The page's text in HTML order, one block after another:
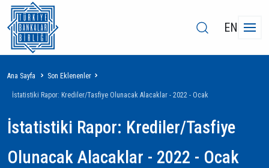
EN
Sayfa
yolu
Ana Sayfa Son Eklenenler
İstatistiki Rapor: Krediler/Tasfiye Olunacak Alacaklar - 2022 - Ocak
İstatistiki Rapor: Krediler/Tasfiye
Olunacak Alacaklar - 2022 - Ocak